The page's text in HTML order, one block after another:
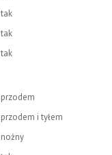
tak
tak
tak
przodem
przodem i tyłem
nożny